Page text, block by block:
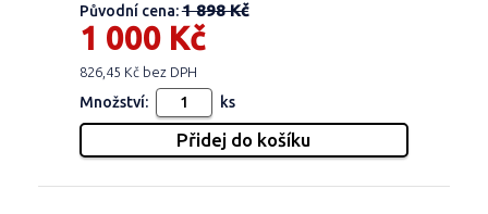
Původní cena:1 898 Kč
1 000 Kč
826,45 Kč bez DPH
Množství: ks